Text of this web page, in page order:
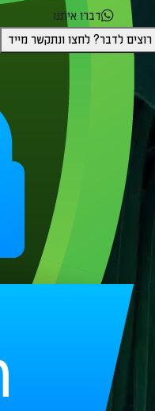
דברו איתנו
רוצים לדבר? לחצו ונתקשר מייד